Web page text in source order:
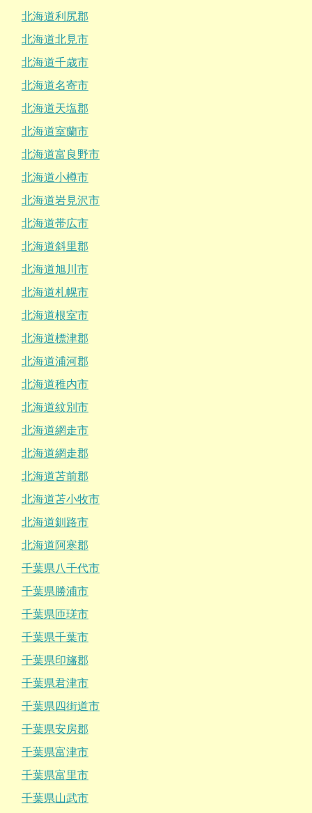
北海道利尻郡
北海道北見市
北海道千歳市
北海道名寄市
北海道天塩郡
北海道室蘭市
北海道富良野市
北海道小樽市
北海道岩見沢市
北海道帯広市
北海道斜里郡
北海道旭川市
北海道札幌市
北海道根室市
北海道標津郡
北海道浦河郡
北海道稚内市
北海道紋別市
北海道網走市
北海道網走郡
北海道苫前郡
北海道苫小牧市
北海道釧路市
北海道阿寒郡
千葉県八千代市
千葉県勝浦市
千葉県匝瑳市
千葉県千葉市
千葉県印旛郡
千葉県君津市
千葉県四街道市
千葉県安房郡
千葉県富津市
千葉県富里市
千葉県山武市